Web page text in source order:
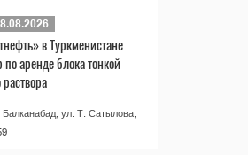
в Туркменистане
по аренде блока тонкой
ул. Т. Сатылова,